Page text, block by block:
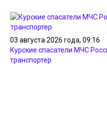
03 августа 2026 года, 09:16
Курские спасатели МЧС
транспортер